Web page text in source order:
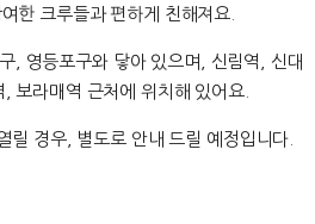
한 크루들과 편하게 친해져요.
, 영등포구와 닿아 있으며, 신림역, 신대
보라매역 근처에 위치해 있어요.
릴 경우, 별도로 안내 드릴 예정입니다.